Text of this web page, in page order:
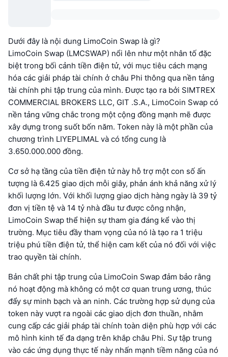
Dưới đây là nội dung LimoCoin Swap là gì?
LimoCoin Swap (LMCSWAP) nổi lên như một nhân tố đặc
biệt trong bối cảnh tiền điện tử, với mục tiêu cách mạng
hóa các giải pháp tài chính ở châu Phi thông qua nền tảng
tài chính phi tập trung của mình. Được tạo ra bởi SIMTREX
COMMERCIAL BROKERS LLC, GIT .S.A., LimoCoin Swap có
nền tảng vững chắc trong một cộng đồng mạnh mẽ được
xây dựng trong suốt bốn năm. Token này là một phần của
chương trình LIYEPLIMAL và có tổng cung là
3.650.000.000 đồng.
Cơ sở hạ tầng của tiền điện tử này hỗ trợ một con số ấn
tượng là 6.425 giao dịch mỗi giây, phản ánh khả năng xử lý
khối lượng lớn. Với khối lượng giao dịch hàng ngày là 39 tỷ
đơn vị tiền tệ và 14 tỷ nhà đầu tư được công nhận,
LimoCoin Swap thể hiện sự tham gia đáng kể vào thị
trường. Mục tiêu đầy tham vọng của nó là tạo ra 1 triệu
triệu phú tiền điện tử, thể hiện cam kết của nó đối với việc
trao quyền tài chính.
Bản chất phi tập trung của LimoCoin Swap đảm bảo rằng
nó hoạt động mà không có một cơ quan trung ương, thúc
đẩy sự minh bạch và an ninh. Các trường hợp sử dụng của
token này vượt ra ngoài các giao dịch đơn thuần, nhằm
cung cấp các giải pháp tài chính toàn diện phù hợp với các
mô hình kinh tế đa dạng trên khắp châu Phi. Sự tập trung
vào các ứng dụng thực tế này nhấn mạnh tiềm năng của nó